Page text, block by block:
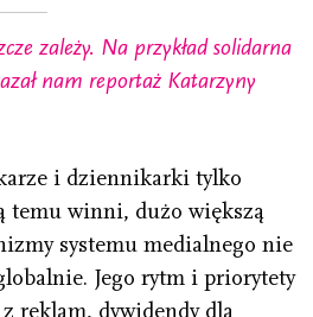
zależy. Na przykład solidarna
nam reportaż Katarzyny
i dziennikarki tylko
temu winni, dużo większą
systemu medialnego nie
Jego rytm i priorytety
reklam, dywidendy dla